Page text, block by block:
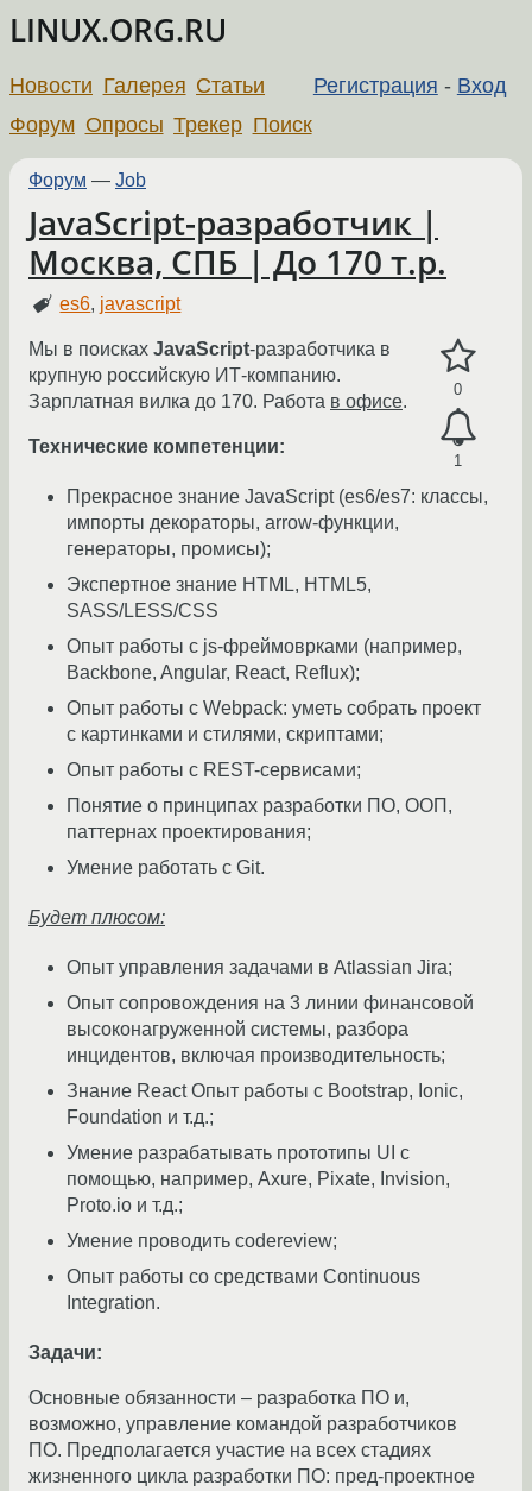
LINUX.ORG.RU
Регистрация - Вход
Новости Галерея Статьи
Форум Опросы Трекер Поиск
Форум — Job
JavaScript-разработчик |
Москва, СПБ | До 170 т.р.
es6, javascript
0
1
Мы в поисках JavaScript-разработчика в
крупную российскую ИТ-компанию.
Зарплатная вилка до 170. Работа в офисе.
Технические компетенции:
Прекрасное знание JavaScript (es6/es7: классы,
импорты декораторы, arrow-функции,
генераторы, промисы);
Экспертное знание HTML, HTML5,
SASS/LESS/CSS
Опыт работы с js-фреймоврками (например,
Backbone, Angular, React, Reflux);
Опыт работы с Webpack: уметь собрать проект
с картинками и стилями, скриптами;
Опыт работы с REST-сервисами;
Понятие о принципах разработки ПО, ООП,
паттернах проектирования;
Умение работать с Git.
Будет плюсом:
Опыт управления задачами в Atlassian Jira;
Опыт сопровождения на 3 линии финансовой
высоконагруженной системы, разбора
инцидентов, включая производительность;
Знание React Опыт работы с Bootstrap, Ionic,
Foundation и т.д.;
Умение разрабатывать прототипы UI с
помощью, например, Axure, Pixate, Invision,
Proto.io и т.д.;
Умение проводить codereview;
Опыт работы со средствами Continuous
Integration.
Задачи:
Основные обязанности – разработка ПО и,
возможно, управление командой разработчиков
ПО. Предполагается участие на всех стадиях
жизненного цикла разработки ПО: пред-проектное